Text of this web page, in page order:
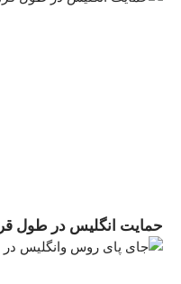
حمایت انگلیس در طول قرن ۲۰ از